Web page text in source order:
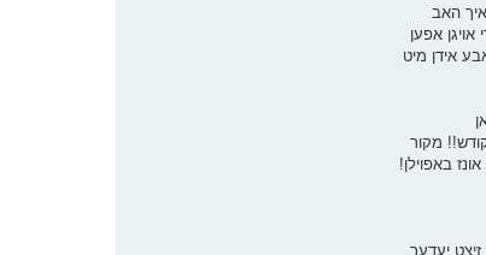
זאגן, איך האב
אפען
אידן מיט
מקור
באפוילן!
יעדער